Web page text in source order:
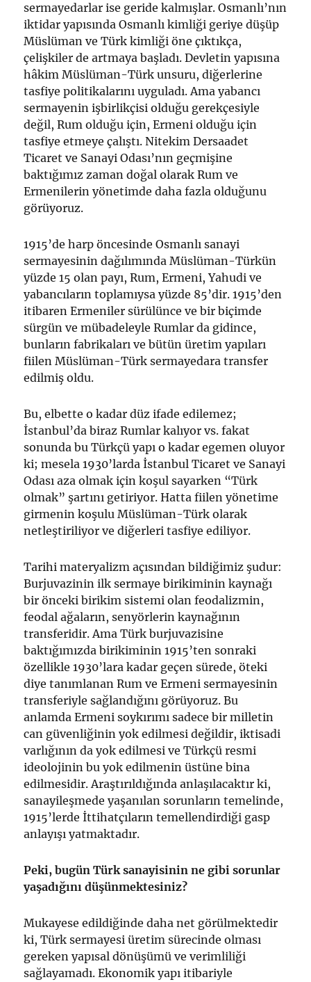
sermayedarlar ise geride kalmışlar. Osmanlı’nın
iktidar yapısında Osmanlı kimliği geriye düşüp
Müslüman ve Türk kimliği öne çıktıkça,
çelişkiler de artmaya başladı. Devletin yapısına
hâkim Müslüman-Türk unsuru, diğerlerine
tasfiye politikalarını uyguladı. Ama yabancı
sermayenin işbirlikçisi olduğu gerekçesiyle
değil, Rum olduğu için, Ermeni olduğu için
tasfiye etmeye çalıştı. Nitekim Dersaadet
Ticaret ve Sanayi Odası’nın geçmişine
baktığımız zaman doğal olarak Rum ve
Ermenilerin yönetimde daha fazla olduğunu
görüyoruz.
1915’de harp öncesinde Osmanlı sanayi
sermayesinin dağılımında Müslüman-Türkün
yüzde 15 olan payı, Rum, Ermeni, Yahudi ve
yabancıların toplamıysa yüzde 85’dir. 1915’den
itibaren Ermeniler sürülünce ve bir biçimde
sürgün ve mübadeleyle Rumlar da gidince,
bunların fabrikaları ve bütün üretim yapıları
fiilen Müslüman-Türk sermayedara transfer
edilmiş oldu.
Bu, elbette o kadar düz ifade edilemez;
İstanbul’da biraz Rumlar kalıyor vs. fakat
sonunda bu Türkçü yapı o kadar egemen oluyor
ki; mesela 1930’larda İstanbul Ticaret ve Sanayi
Odası aza olmak için koşul sayarken “Türk
olmak” şartını getiriyor. Hatta fiilen yönetime
girmenin koşulu Müslüman-Türk olarak
netleştiriliyor ve diğerleri tasfiye ediliyor.
Tarihi materyalizm açısından bildiğimiz şudur:
Burjuvazinin ilk sermaye birikiminin kaynağı
bir önceki birikim sistemi olan feodalizmin,
feodal ağaların, senyörlerin kaynağının
transferidir. Ama Türk burjuvazisine
baktığımızda birikiminin 1915’ten sonraki
özellikle 1930’lara kadar geçen sürede, öteki
diye tanımlanan Rum ve Ermeni sermayesinin
transferiyle sağlandığını görüyoruz. Bu
anlamda Ermeni soykırımı sadece bir milletin
can güvenliğinin yok edilmesi değildir, iktisadi
varlığının da yok edilmesi ve Türkçü resmi
ideolojinin bu yok edilmenin üstüne bina
edilmesidir. Araştırıldığında anlaşılacaktır ki,
sanayileşmede yaşanılan sorunların temelinde,
1915’lerde İttihatçıların temellendirdiği gasp
anlayışı yatmaktadır.
Peki, bugün Türk sanayisinin ne gibi sorunlar
yaşadığını düşünmektesiniz?
Mukayese edildiğinde daha net görülmektedir
ki, Türk sermayesi üretim sürecinde olması
gereken yapısal dönüşümü ve verimliliği
sağlayamadı. Ekonomik yapı itibariyle